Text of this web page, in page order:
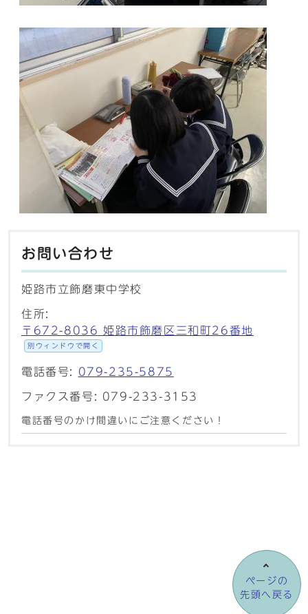
お問い合わせ
姫路市立飾磨東中学校
住所:
〒672-8036 姫路市飾磨区三和町26番地
別ウィンドウで開く
電話番号: 079-235-5875
ファクス番号: 079-233-3153
電話番号のかけ間違いにご注意ください！
ページの
先頭へ戻る